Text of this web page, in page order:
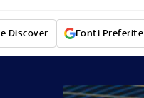
Discover Fonti Preferite